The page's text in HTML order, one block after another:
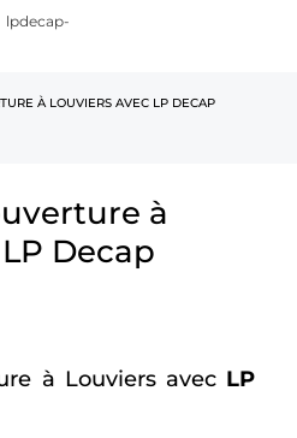
À LOUVIERS AVEC LP DECAP
à
Decap
à Louviers avec LP